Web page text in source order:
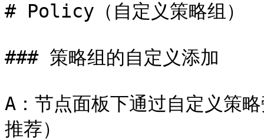
# Policy（自定义策略组）
### 策略组的自定义添加
A：节点面板下通过自定义策
推荐）